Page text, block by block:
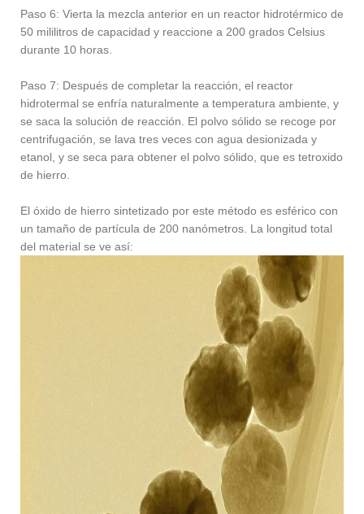
Paso 6: Vierta la mezcla anterior en un reactor hidrotérmico de
50 mililitros de capacidad y reaccione a 200 grados Celsius
durante 10 horas.
Paso 7: Después de completar la reacción, el reactor
hidrotermal se enfría naturalmente a temperatura ambiente, y
se saca la solución de reacción. El polvo sólido se recoge por
centrifugación, se lava tres veces con agua desionizada y
etanol, y se seca para obtener el polvo sólido, que es tetroxido
de hierro.
El óxido de hierro sintetizado por este método es esférico con
un tamaño de partícula de 200 nanómetros. La longitud total
del material se ve así: